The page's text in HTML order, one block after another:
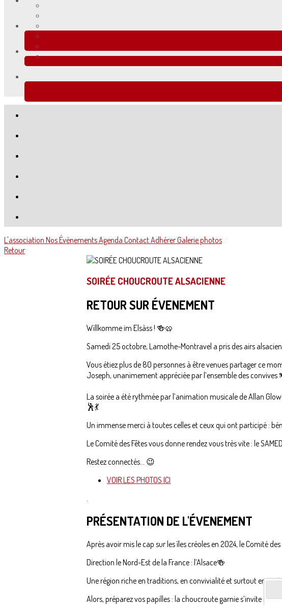
L'association Nos ÉvènementsAgenda ContactAdhérerGalerie photos
Retour
SOIRÉE CHOUCROUTE ALSACIENNE
RETOUR SUR ÉVENEMENT
Wìllkomme im Elsàss ! 🍻🥨
Samedi 25 octobre, Lamothe-Montravel a pris des airs
Vous étiez plus de 80 personnes à être venues partager ce
Joseph, unanimement appréciée par l’ensemble des
La soirée a été rythmée par l’animation musicale de Allan
🕺💃
Un immense merci à toutes celles et ceux qui ont participé :
Le Comité des Fêtes vous donne rendez vous très vite : le
Restez connectés... 😉
VOIR LES PHOTOS ICI
PRÉSENTATION DE L'ÉVENEMENT
Après avoir mis le cap sur les îles créoles en 2024, le Comité
Direction le Nord-Est de la France : l’Alsace🍻
Une région riche en traditions, en convivialité et surtout en
Alors, préparez vos papilles : la choucroute garnie s’invite à